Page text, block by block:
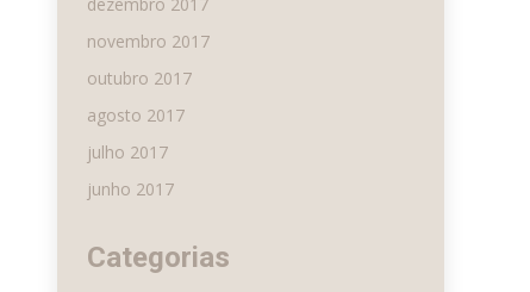
novembro 2017
outubro 2017
agosto 2017
julho 2017
junho 2017
Categorias